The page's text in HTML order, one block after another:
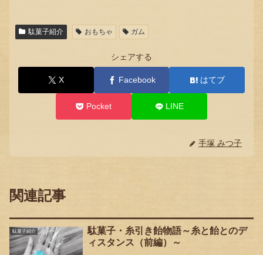
駄菓子紹介 おもちゃ ガム
シェアする
X Facebook はてブ
Pocket LINE
手塚 みつ子
関連記事
駄菓子紹介
駄菓子・糸引き飴物語～糸と飴とのデ
ィスタンス（前編）～